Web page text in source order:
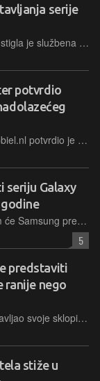
serije
Nakon raznoraznih glasina, stigla je službena potvrda da će serija mobitela Galaxy S25 biti predstavljena 22. siječnja. Događaj će se moći pratiti uživo na društvenim mrežama od 19 sati
potvrdio
Nizozemski teleoperater Mobiel.nl potvrdio je da će se Samsungov nadolazeći Galaxy Unpacked održati 10. srpnja. Očekuje se predstavljanje mnogih noviteta, među kojima je i nova serija sklopivih mobitela
seriju Galaxy
godine
Sljedeći Unpacked na kojem će Samsung predstaviti seriju mobitela Galaxy S24, održat će se u siječnju sljedeće godine u San Franciscu
5
predstaviti
ranije nego
Samsung je do sada predstavljao svoje sklopive mobitele u kolovozu, no pod pritiskom konkurencije, ove godine će se to dogoditi nešto ranije
stiže u